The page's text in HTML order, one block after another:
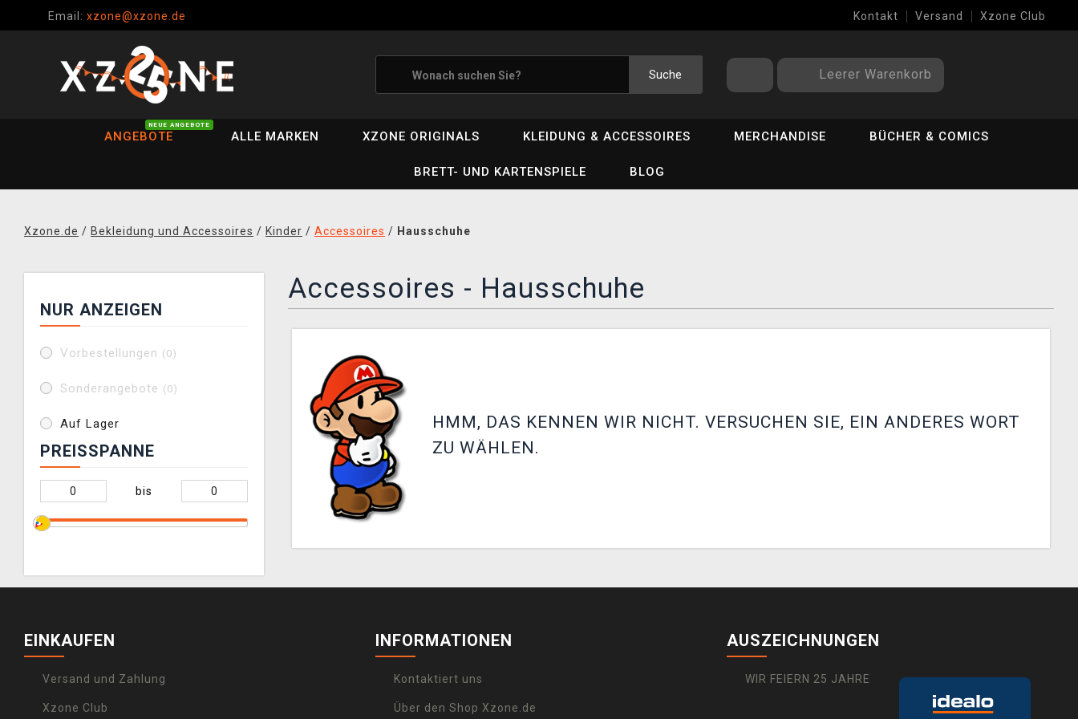
Email: xzone@xzone.de Kontakt Versand Xzone Club
Suche Leerer Warenkorb
ANGEBOTE
NEUE ANGEBOTE
ALLE MARKEN XZONE ORIGINALS KLEIDUNG & ACCESSOIRES MERCHANDISE BÜCHER & COMICS
BRETT- UND KARTENSPIELE BLOG
Xzone.de / Bekleidung und Accessoires / Kinder / Accessoires / Hausschuhe
NUR ANZEIGEN
Vorbestellungen (0)
Sonderangebote (0)
Auf Lager
PREISSPANNE
bis
Accessoires - Hausschuhe
HMM, DAS KENNEN WIR NICHT. VERSUCHEN SIE, EIN ANDERES WORT
ZU WÄHLEN.
EINKAUFEN
Versand und Zahlung
Xzone Club
INFORMATIONEN
Kontaktiert uns
Über den Shop Xzone.de
AUSZEICHNUNGEN
WIR FEIERN 25 JAHRE